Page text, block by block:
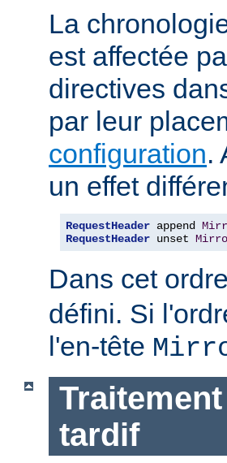
La
est affectée
directives
par leur
configuration.
un effet
RequestHeader append
RequestHeader unset
Dans cet
défini. Si
l'en-tête
tardif